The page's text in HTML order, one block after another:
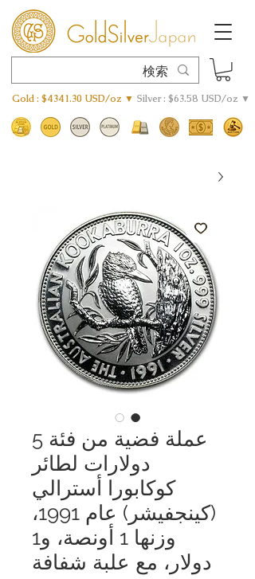
Gold : $4341.30 USD/oz ▼ Silver : $63.58 USD/oz ▼
عملة فضية من فئة 5
دولارات لطائر
كوكابورا أسترالي
(كينجفيشر) عام 1991،
وزنها 1 أونصة، و1
دولار، مع علبة شفافة